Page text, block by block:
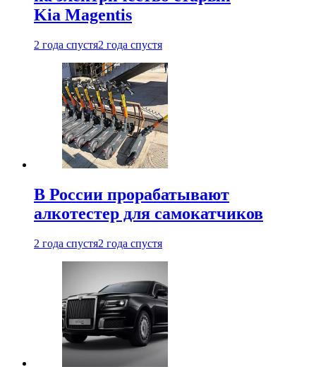
Kia Magentis
2 года спустя2 года спустя
В России прорабатывают
алкотестер для самокатчиков
2 года спустя2 года спустя